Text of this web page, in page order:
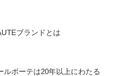
ブランドとは
ルボーテは20年以上にわたる